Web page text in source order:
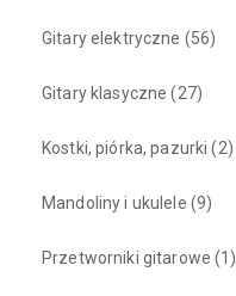
Gitary elektryczne (56)
Gitary klasyczne (27)
Kostki, piórka, pazurki (2)
Mandoliny i ukulele (9)
Przetworniki gitarowe (1)